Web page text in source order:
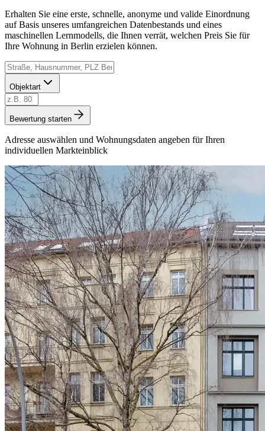
Erhalten Sie eine erste, schnelle, anonyme und valide Einordnung
auf Basis unseres umfangreichen Datenbestands und eines
maschinellen Lernmodells, die Ihnen verrät, welchen Preis Sie für
Ihre Wohnung in Berlin erzielen können.
Objektart
Bewertung starten
Adresse auswählen und Wohnungsdaten angeben für Ihren
individuellen Markteinblick